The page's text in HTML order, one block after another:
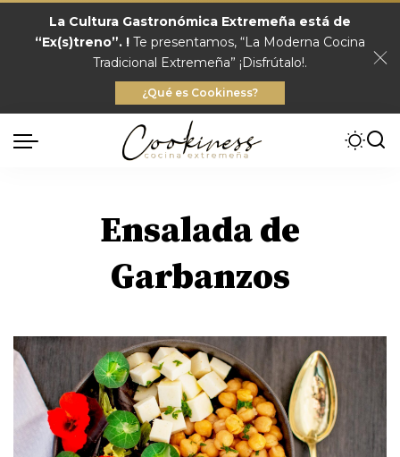
La Cultura Gastronómica Extremeña está de
“Ex(s)treno”. ! Te presentamos, “La Moderna Cocina
Tradicional Extremeña” ¡Disfrútalo!.
¿Qué es Cookiness?
Ensalada de
Garbanzos